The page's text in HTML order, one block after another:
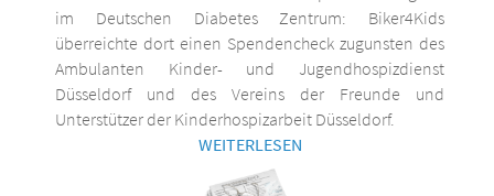
im Deutschen Diabetes Zentrum: Biker4Kids
überreichte dort einen Spendencheck zugunsten des
Ambulanten Kinder- und Jugendhospizdienst
Düsseldorf und des Vereins der Freunde und
Unterstützer der Kinderhospizarbeit Düsseldorf.
WEITERLESEN